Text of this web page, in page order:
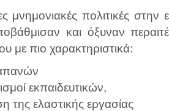
μνημονιακές πολιτικές στην
και όξυναν
με πιο χαρακτηριστικά:
εκπαιδευτικών,
της ελαστικής εργασίας